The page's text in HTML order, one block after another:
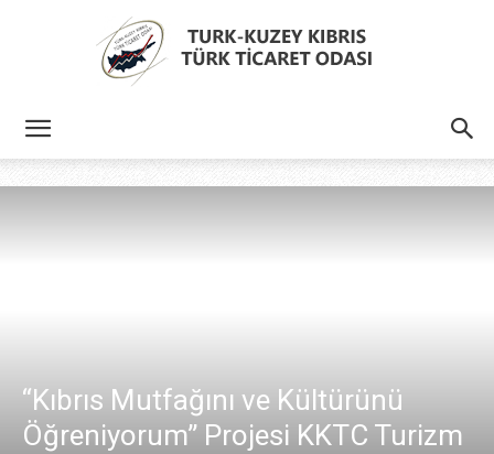
Ticaret
“Kıbrıs Mutfağını ve Kültürünü
Öğreniyorum” Projesi KKTC Turizm